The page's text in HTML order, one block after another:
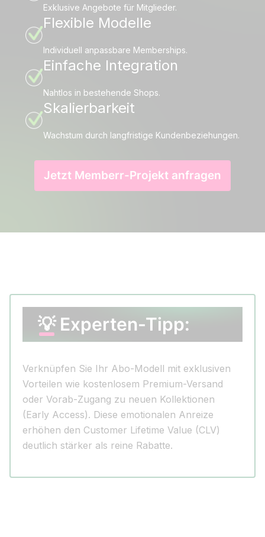
Exklusive Angebote für Mitglieder.
Flexible Modelle
Individuell anpassbare Memberships.
Einfache Integration
Nahtlos in bestehende Shops.
Skalierbarkeit
Wachstum durch langfristige Kundenbeziehungen.
Jetzt Memberr-Projekt anfragen
💡 Experten-Tipp:
Verknüpfen Sie Ihr Abo-Modell mit exklusiven
Vorteilen wie kostenlosem Premium-Versand
oder Vorab-Zugang zu neuen Kollektionen
(Early Access). Diese emotionalen Anreize
erhöhen den Customer Lifetime Value (CLV)
deutlich stärker als reine Rabatte.